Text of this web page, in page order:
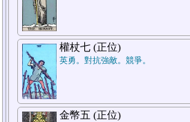
2.選項A發展
權杖七 (正位)
英勇。對抗強敵。競爭。
金幣五 (正位)